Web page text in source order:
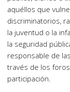
aquéllos que
discriminatorios,
la juventud o la
la seguridad
responsable de
través de los
participación.